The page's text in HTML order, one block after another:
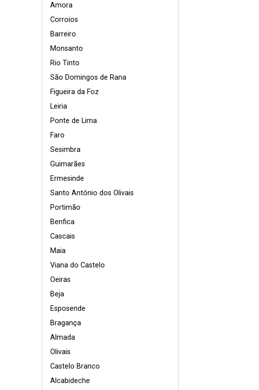
Amora
Corroios
Barreiro
Monsanto
Rio Tinto
São Domingos de Rana
Figueira da Foz
Leiria
Ponte de Lima
Faro
Sesimbra
Guimarães
Ermesinde
Santo António dos Olivais
Portimão
Benfica
Cascais
Maia
Viana do Castelo
Oeiras
Beja
Esposende
Bragança
Almada
Olivais
Castelo Branco
Alcabideche